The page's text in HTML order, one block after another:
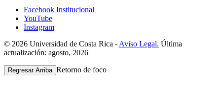
Facebook Institucional
YouTube
Instagram
© 2026 Universidad de Costa Rica - Aviso Legal. Última
actualización: agosto, 2026
Regresar Arriba Retorno de foco